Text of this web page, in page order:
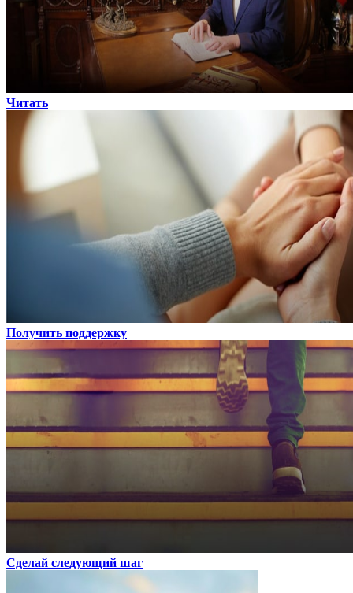
Читать
Получить поддержку
Сделай следующий шаг